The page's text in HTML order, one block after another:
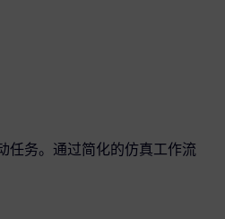
任务。通过简化的仿真工作流